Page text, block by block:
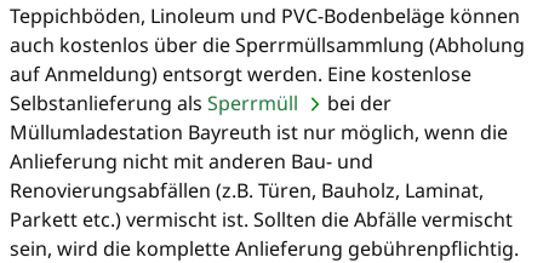
Teppichböden, Linoleum und PVC-Bodenbeläge können
auch kostenlos über die Sperrmüllsammlung (Abholung
auf Anmeldung) entsorgt werden. Eine kostenlose
Selbstanlieferung als Sperrmüll
bei der
Müllumladestation Bayreuth ist nur möglich, wenn die
Anlieferung nicht mit anderen Bau- und
Renovierungsabfällen (z.B. Türen, Bauholz, Laminat,
Parkett etc.) vermischt ist. Sollten die Abfälle vermischt
sein, wird die komplette Anlieferung gebührenpflichtig.